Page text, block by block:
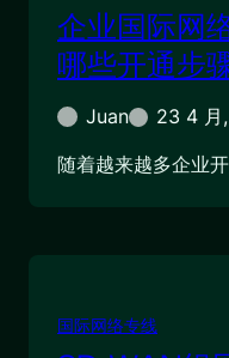
企业国际网
哪些开通步
Juan
23 4 月
随着越来越多企业
国际网络专线